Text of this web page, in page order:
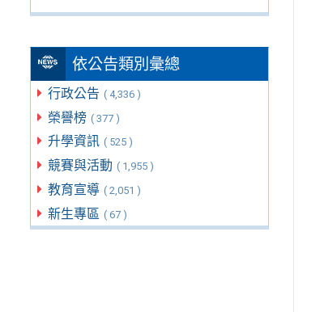
依公告類別彙總
行政公告 ( 4,336 )
榮譽榜 ( 377 )
升學資訊 ( 525 )
競賽與活動 ( 1,955 )
教育宣導 ( 2,051 )
新生專區 ( 67 )